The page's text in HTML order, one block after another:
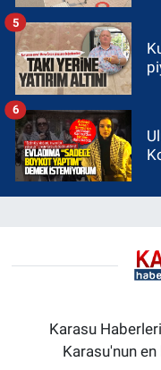
5
6
Karasu
Karasu'nun